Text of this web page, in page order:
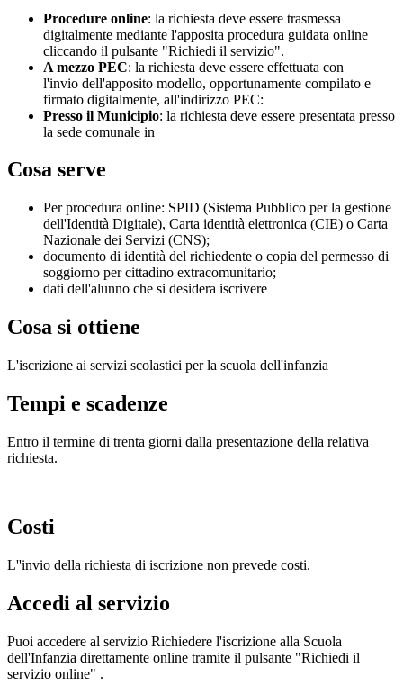
Procedure online: la richiesta deve essere trasmessa
digitalmente mediante l'apposita procedura guidata online
cliccando il pulsante "Richiedi il servizio".
A mezzo PEC: la richiesta deve essere effettuata con
l'invio dell'apposito modello, opportunamente compilato e
firmato digitalmente, all'indirizzo PEC:
Presso il Municipio: la richiesta deve essere presentata presso
la sede comunale in
Cosa serve
Per procedura online: SPID (Sistema Pubblico per la gestione
dell'Identità Digitale), Carta identità elettronica (CIE) o Carta
Nazionale dei Servizi (CNS);
documento di identità del richiedente o copia del permesso di
soggiorno per cittadino extracomunitario;
dati dell'alunno che si desidera iscrivere
Cosa si ottiene
L'iscrizione ai servizi scolastici per la scuola dell'infanzia
Tempi e scadenze
Entro il termine di trenta giorni dalla presentazione della relativa
richiesta.
Costi
L''invio della richiesta di iscrizione non prevede costi.
Accedi al servizio
Puoi accedere al servizio Richiedere l'iscrizione alla Scuola
dell'Infanzia direttamente online tramite il pulsante "Richiedi il
servizio online" .